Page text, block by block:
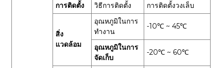
การติดตั้ง
วิธีการติดตั้ง การติดตั้งวงเล็บ
สิ่ง
แวดล้อม
อุณหภูมิในการ
ทำงาน
-10℃ ~ 45℃
อุณหภูมิในการ
จัดเก็บ
-20℃ ~ 60℃